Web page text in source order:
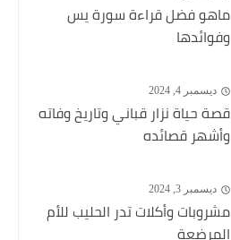
ماهو فضل قراءة سورة يس
وفوائدها
ديسمبر 4, 2024
قصة حياة نزار قباني وتاريخ وفاته
وأشهر قصائده
ديسمبر 3, 2024
مشروبات وأكلات تدر الحليب للأم
المرضعة